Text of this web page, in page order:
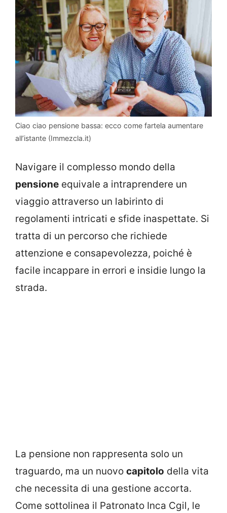
Ciao ciao pensione bassa: ecco come fartela aumentare
all’istante (Immezcla.it)
Navigare il complesso mondo della
pensione equivale a intraprendere un
viaggio attraverso un labirinto di
regolamenti intricati e sfide inaspettate. Si
tratta di un percorso che richiede
attenzione e consapevolezza, poiché è
facile incappare in errori e insidie lungo la
strada.
La pensione non rappresenta solo un
traguardo, ma un nuovo capitolo della vita
che necessita di una gestione accorta.
Come sottolinea il Patronato Inca Cgil, le